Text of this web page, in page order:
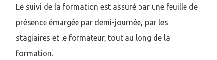
Le suivi de la formation est assuré par une feuille de
présence émargée par demi-journée, par les
stagiaires et le formateur, tout au long de la
formation.